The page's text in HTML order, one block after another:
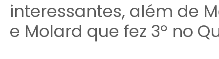
interessantes, além de
e Molard que fez 3º no